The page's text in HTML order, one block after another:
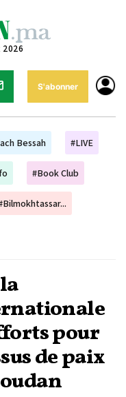
2026
S'abonner
Bessah #LIVE
#Book Club
pour
de paix